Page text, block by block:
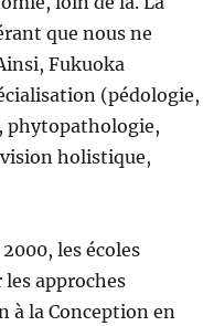
que nous ne
Fukuoka
(pédologie,
phytopathologie,
holistique,
les écoles
approches
à la Conception en